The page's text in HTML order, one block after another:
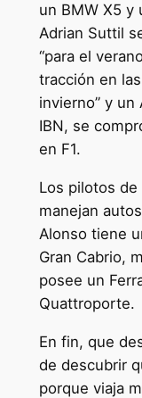
un BMW X5 y
Adrian Suttil
“para el
tracción en
invierno” y un
IBN, se
en F1.
Los pilotos de
manejan
Alonso tiene
Gran Cabrio,
posee un
Quattroporte.
En fin, que
de descubrir
porque viaja